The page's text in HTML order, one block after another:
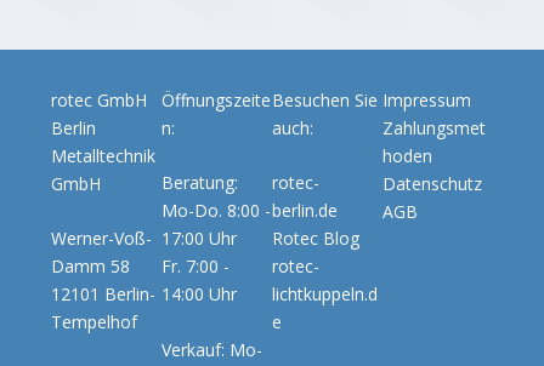
rotec GmbH
Berlin
Metalltechnik
GmbH
Werner-Voß-
Damm 58
12101 Berlin-
Tempelhof
Öffnungszeite
n:
Beratung:
Mo-Do. 8:00 -
17:00 Uhr
Fr. 7:00 -
14:00 Uhr
Verkauf: Mo-
Besuchen Sie
auch:
rotec-
berlin.de
Rotec Blog
rotec-
lichtkuppeln.d
e
Impressum
Zahlungsmet
hoden
Datenschutz
AGB